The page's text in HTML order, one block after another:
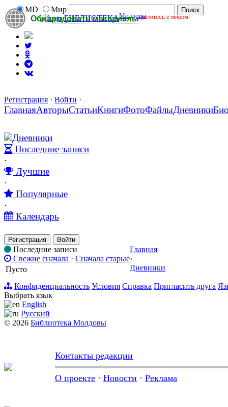
Обнародовать материалы делитесь с миром!
MD
Мир
БИБЛИОТЕКАМолдовы
Регистрация · Войти ·
ГлавнаяАвторыСтатьиКнигиФотоФайлыДневники
Дневники
Последние записи
·
Лучшие
·
Популярные
·
Календарь
Регистрация Войти
Последние записи
Свежие сначала · Сначала старые
Пусто
Главная
›
Дневники
Конфиденциальность Условия Справка Пригласить друга
Выбрать язык
English
Русский
© 2026 Библиотека Молдовы
Контакты редакции
О проекте · Новости · Реклама